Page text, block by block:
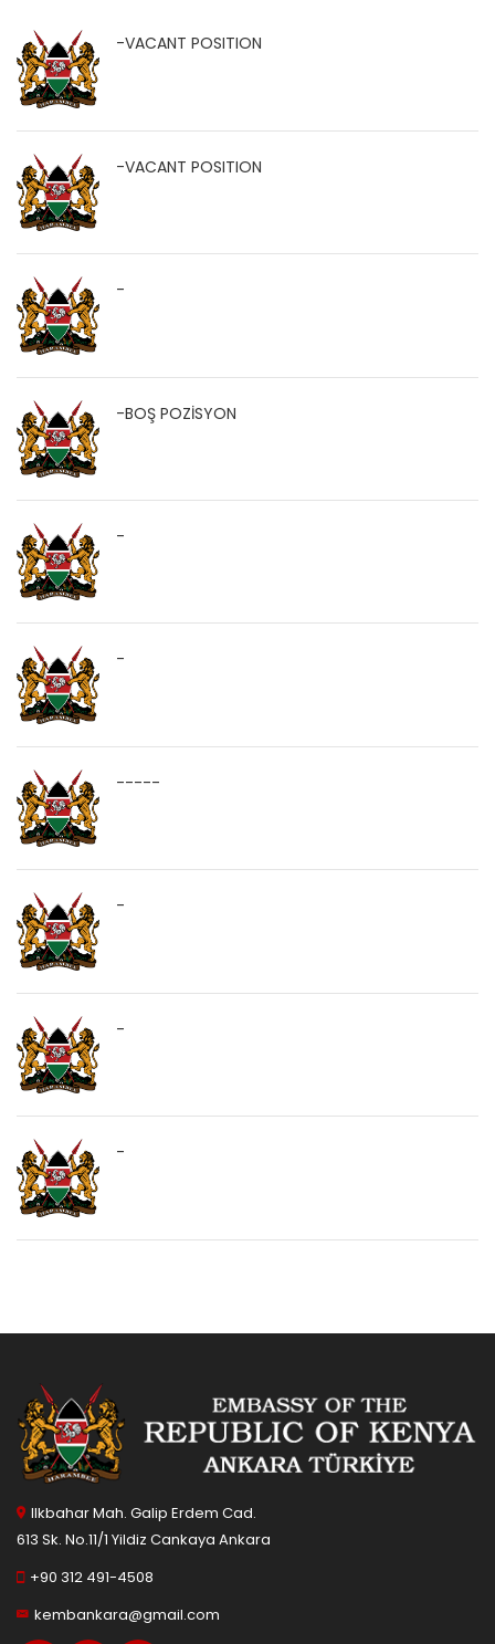
-VACANT POSITION
-VACANT POSITION
-
-BOŞ POZİSYON
-
-
-----
-
-
-
Ilkbahar Mah. Galip Erdem Cad.
613 Sk. No.11/1 Yildiz Cankaya Ankara
+90 312 491-4508
kembankara@gmail.com